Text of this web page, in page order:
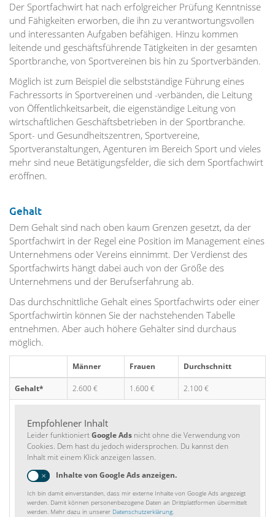
Der Sportfachwirt hat nach erfolgreicher Prüfung Kenntnisse
und Fähigkeiten erworben, die ihn zu verantwortungsvollen
und interessanten Aufgaben befähigen. Hinzu kommen
leitende und geschäftsführende Tätigkeiten in der gesamten
Sportbranche, von Sportvereinen bis hin zu Sportverbänden.
Möglich ist zum Beispiel die selbstständige Führung eines
Fachressorts in Sportvereinen und -verbänden, die Leitung
von Öffentlichkeitsarbeit, die eigenständige Leitung von
wirtschaftlichen Geschäftsbetrieben in der Sportbranche.
Sport- und Gesundheitszentren, Sportvereine,
Sportveranstaltungen, Agenturen im Bereich Sport und vieles
mehr sind neue Betätigungsfelder, die sich dem Sportfachwirt
eröffnen.
Gehalt
Dem Gehalt sind nach oben kaum Grenzen gesetzt, da der
Sportfachwirt in der Regel eine Position im Management eines
Unternehmens oder Vereins einnimmt. Der Verdienst des
Sportfachwirts hängt dabei auch von der Größe des
Unternehmens und der Berufserfahrung ab.
Das durchschnittliche Gehalt eines Sportfachwirts oder einer
Sportfachwirtin können Sie der nachstehenden Tabelle
entnehmen. Aber auch höhere Gehälter sind durchaus
möglich.
Männer Frauen Durchschnitt
Gehalt* 2.600 € 1.600 € 2.100 €
Empfohlener Inhalt
Leider funktioniertGoogle Ads nicht ohne die Verwendung von
Cookies. Dem hast du jedoch widersprochen. Du kannst den
Inhalt mit einem Klick anzeigen lassen.
Inhalte von Google Ads anzeigen.
Ich bin damit einverstanden, dass mir externe Inhalte von Google Ads angezeigt
werden. Damit können personenbezogene Daten an Drittplattformen übermittelt
werden. Mehr dazu in unserer Datenschutzerklärung.